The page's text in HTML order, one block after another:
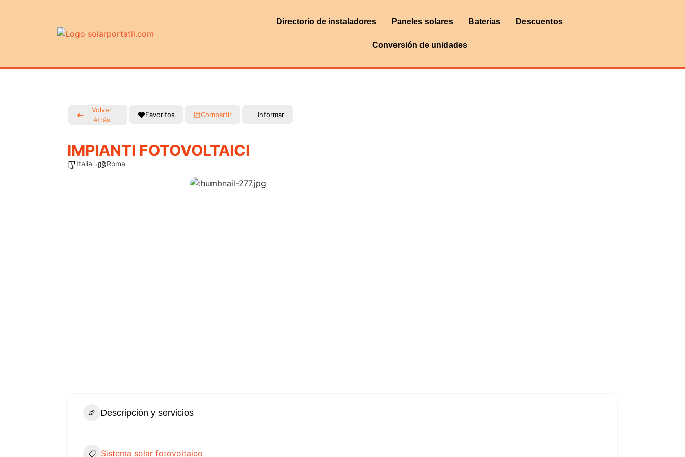
Directorio de instaladores Paneles solares Baterías Descuentos
Conversión de unidades
Volver
Atrás
Favoritos Compartir Informar
IMPIANTI FOTOVOLTAICI
Italia Roma
Descripción y servicios
Sistema solar fotovoltaico